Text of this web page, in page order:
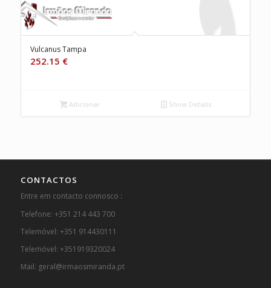
Vulcanus Tampa
252.15 €
Adicionar Show Details
CONTACTOS
Entre em contacto connosco :
Telefone: +351 214 443 700
Telemóvel: +351 914430111
Telemóvel: +351919320024
Mail: geral@irmaosmiranda.pt